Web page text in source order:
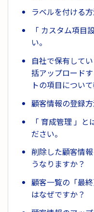
ラベルを付ける
「 カスタム項目
い。
自社で保有して
括アップロード
トの項目につい
顧客情報の登録
「 育成管理 」
ださい。
削除した顧客情
うなりますか？
顧客一覧の「最
はなぜですか？